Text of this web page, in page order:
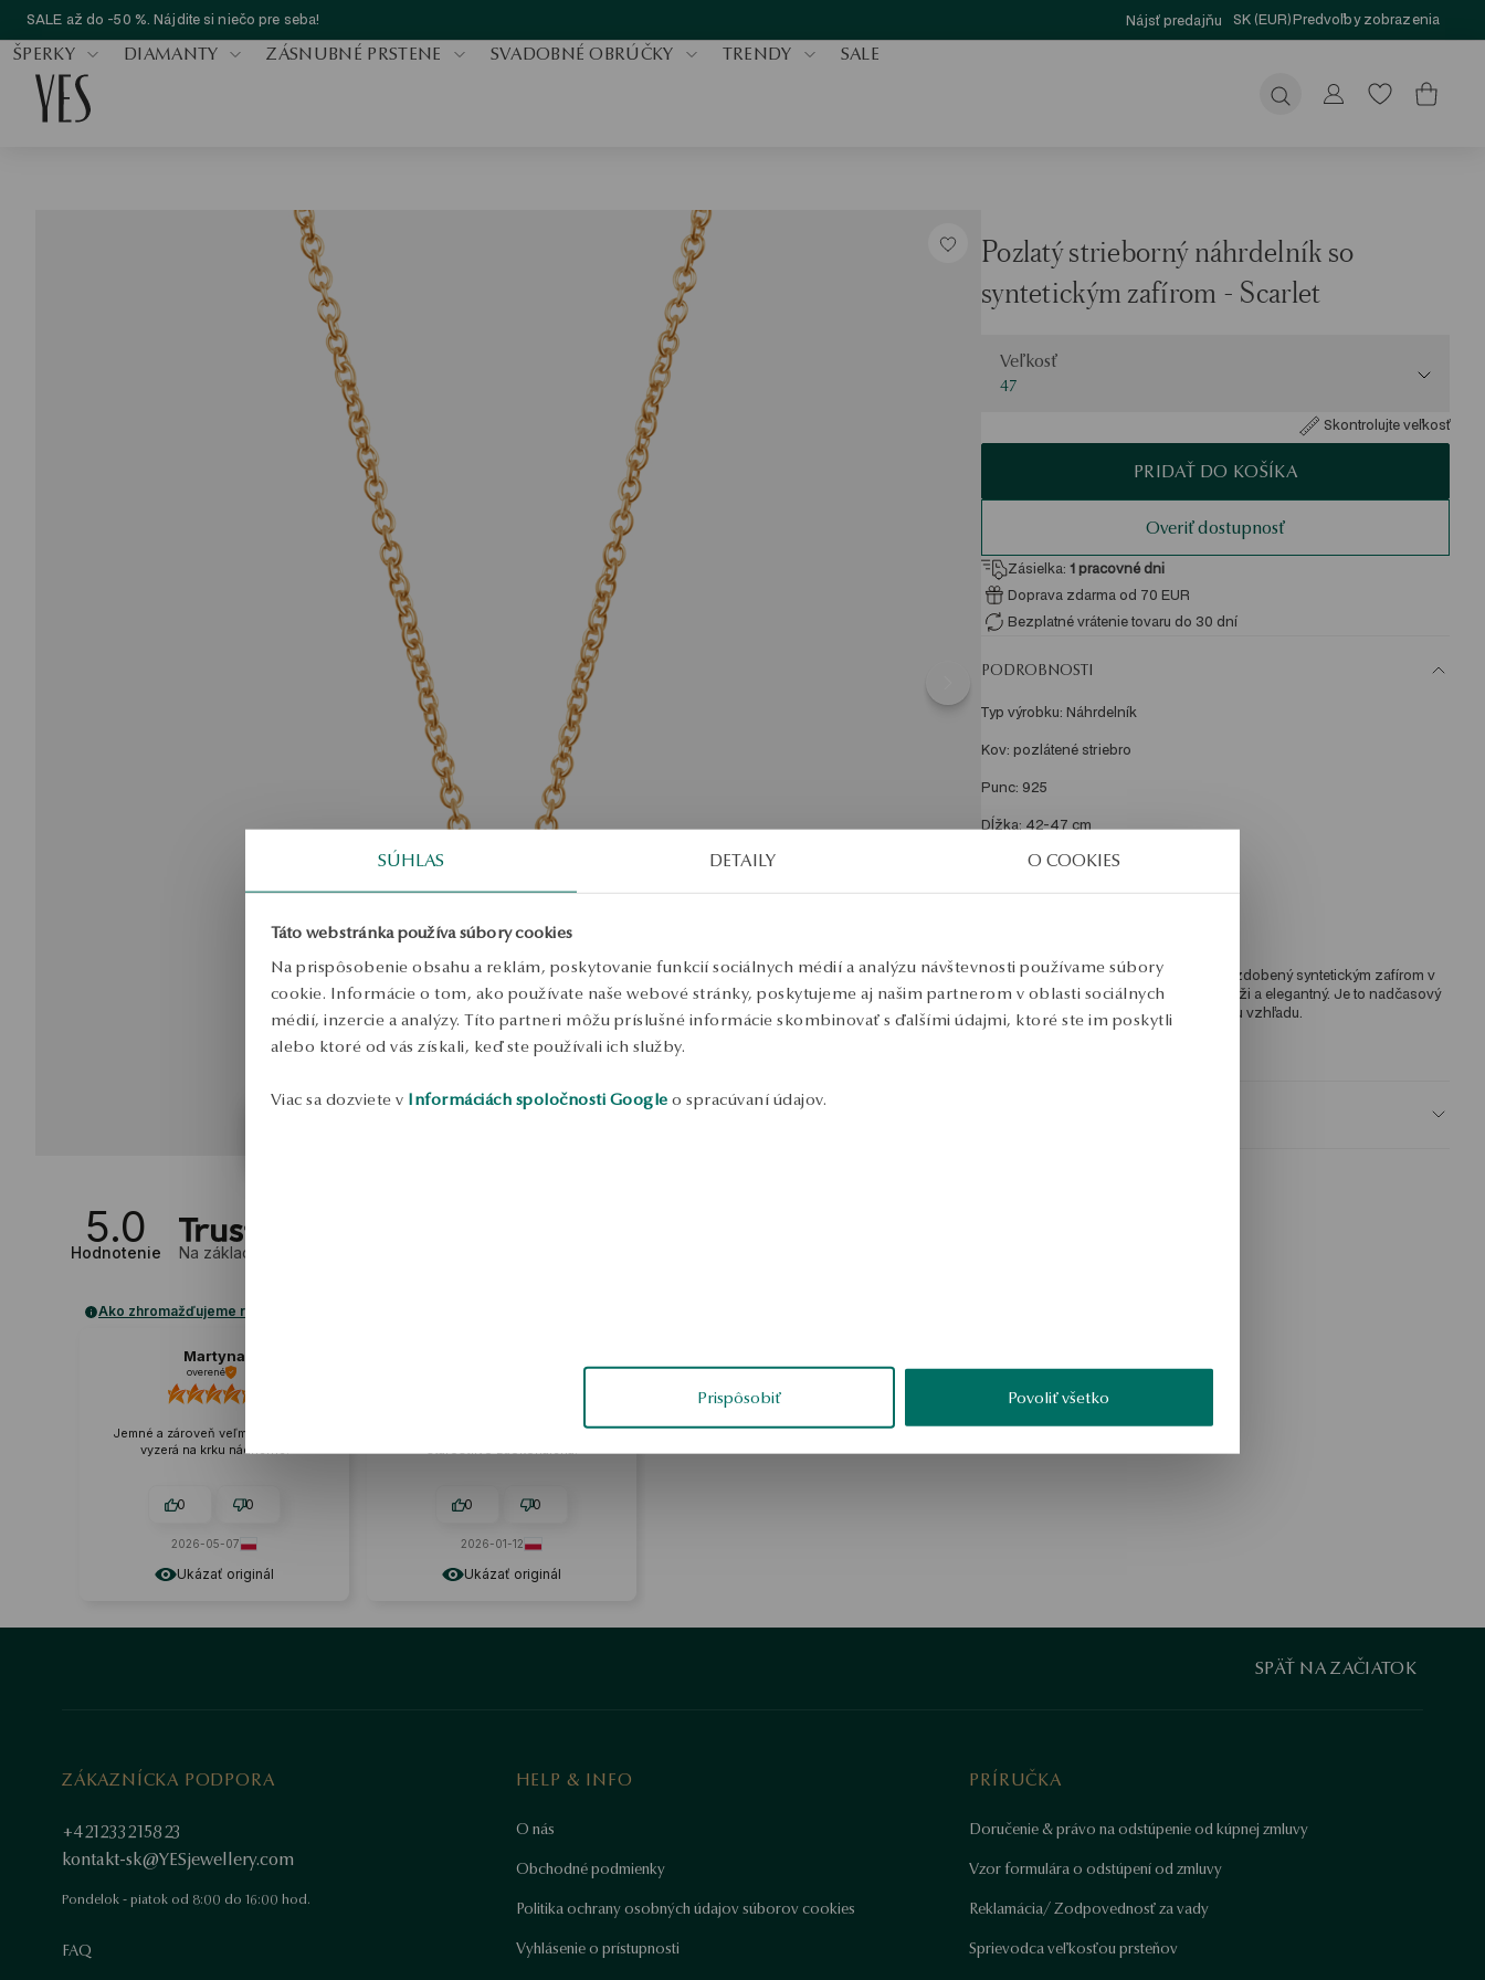
SÚHLAS DETAILY O COOKIES
Táto webstránka používa súbory cookies
Na prispôsobenie obsahu a reklám, poskytovanie funkcií sociálnych médií a analýzu návštevnosti používame súbory
cookie. Informácie o tom, ako používate naše webové stránky, poskytujeme aj našim partnerom v oblasti sociálnych
médií, inzercie a analýzy. Títo partneri môžu príslušné informácie skombinovať s ďalšími údajmi, ktoré ste im poskytli
alebo ktoré od vás získali, keď ste používali ich služby.
Viac sa dozviete v Informáciách spoločnosti Google o spracúvaní údajov.
Prispôsobiť Povoliť všetko
SALE až do -50 %. Nájdite si niečo pre seba! Nájsť predajňu SK (EUR)Predvoľby zobrazenia
ŠPERKY DIAMANTY ZÁSNUBNÉ PRSTENE SVADOBNÉ OBRÚČKY TRENDY SALE
Odoslať
Pozlatý strieborný náhrdelník so
syntetickým zafírom - Scarlet
Veľkosť
47
Skontrolujte veľkosť
PRIDAŤ DO KOŠÍKA
Overiť dostupnosť
Zásielka: 1 pracovné dni
Doprava zdarma od 70 EUR
Bezplatné vrátenie tovaru do 30 dní
PODROBNOSTI
Typ výrobku: Náhrdelník
Kov: pozlátené striebro
Punc: 925
Dĺžka: 42-47 cm
Ozdoba: Syntetický zafír
Priemerná hmotnosť: 2,08 g
Náhrdelník z pozláteného striebra 925 zdobený syntetickým zafírom v
klasickom štýle. Centrálny kámen je svieži a elegantný. Je to nadčasový
doplnok, ktorý dodá eleganciu každému vzhľadu.
5.0
Hodnotenie Na základe
Ako zhromažďujeme recenzie?
Ukázať originál
Martyna
overené
Jemné a zároveň veľmi pôsobivé,
vyzerá na krku nádherne.
0 0
2026-05-07
Ukázať originál
Krásne vyrobené, každá časť je
starostlivo zdokonalená.
0 0
2026-01-12
SPÄŤ NA ZAČIATOK
ZÁKAZNÍCKA PODPORA
+421233215823
kontakt-sk@YESjewellery.com
Pondelok - piatok od 8:00 do 16:00 hod.
FAQ
HELP & INFO
O nás
Obchodné podmienky
Politika ochrany osobných údajov súborov cookies
Vyhlásenie o prístupnosti
PRÍRUČKA
Doručenie & právo na odstúpenie od kúpnej zmluvy
Vzor formulára o odstúpení od zmluvy
Reklamácia/ Zodpovednosť za vady
Sprievodca veľkosťou prsteňov